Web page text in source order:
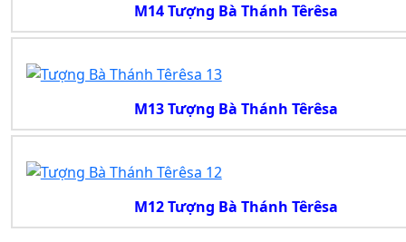
M14 Tượng Bà Thánh Têrêsa
M13 Tượng Bà Thánh Têrêsa
M12 Tượng Bà Thánh Têrêsa